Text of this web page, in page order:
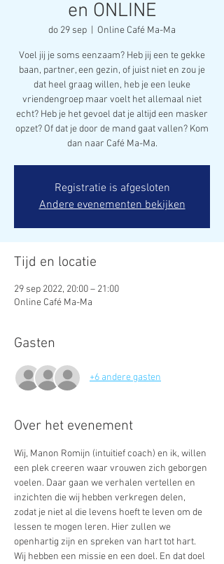
en ONLINE
do 29 sep Online Café Ma-Ma
Voel jij je soms eenzaam? Heb jij een te gekke
baan, partner, een gezin, of juist niet en zou je
dat heel graag willen, heb je een leuke
vriendengroep maar voelt het allemaal niet
echt? Heb je het gevoel dat je altijd een masker
opzet? Of dat je door de mand gaat vallen? Kom
dan naar Café Ma-Ma.
Registratie is afgesloten
Andere evenementen bekijken
Tijd en locatie
29 sep 2022, 20:00 – 21:00
Online Café Ma-Ma
Gasten
+6 andere gasten
Over het evenement
Wij, Manon Romijn (intuitief coach) en ik, willen
een plek creeren waar vrouwen zich geborgen
voelen. Daar gaan we verhalen vertellen en
inzichten die wij hebben verkregen delen,
zodat je niet al die levens hoeft te leven om de
lessen te mogen leren. Hier zullen we
openhartig zijn en spreken van hart tot hart.
Wij hebben een missie en een doel. En dat doel